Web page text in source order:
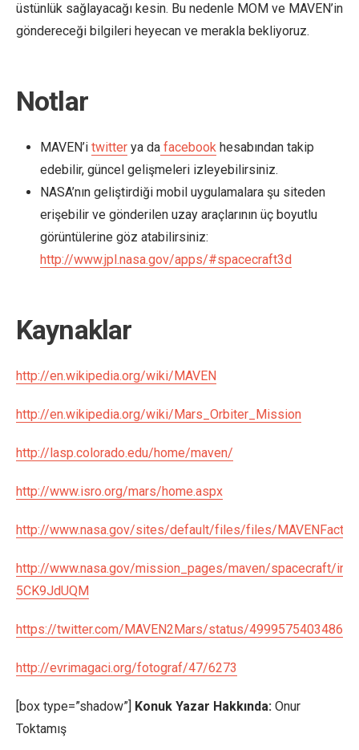
üstünlük sağlayacağı kesin. Bu nedenle MOM ve MAVEN’in
göndereceği bilgileri heyecan ve merakla bekliyoruz.
Notlar
MAVEN’i twitter ya da facebook hesabından takip
edebilir, güncel gelişmeleri izleyebilirsiniz.
NASA’nın geliştirdiği mobil uygulamalara şu siteden
erişebilir ve gönderilen uzay araçlarının üç boyutlu
görüntülerine göz atabilirsiniz:
http://www.jpl.nasa.gov/apps/#spacecraft3d
Kaynaklar
http://en.wikipedia.org/wiki/MAVEN
http://en.wikipedia.org/wiki/Mars_Orbiter_Mission
http://lasp.colorado.edu/home/maven/
http://www.isro.org/mars/home.aspx
http://www.nasa.gov/sites/default/files/files/
http://www.nasa.gov/mission_pages/maven/spacecraft/
5CK9JdUQM
https://twitter.com/MAVEN2Mars/status/
http://evrimagaci.org/fotograf/47/6273
[box type=”shadow”] Konuk Yazar Hakkında: Onur
Toktamış